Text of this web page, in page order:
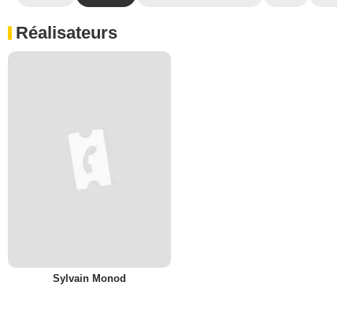
Réalisateurs
Sylvain Monod